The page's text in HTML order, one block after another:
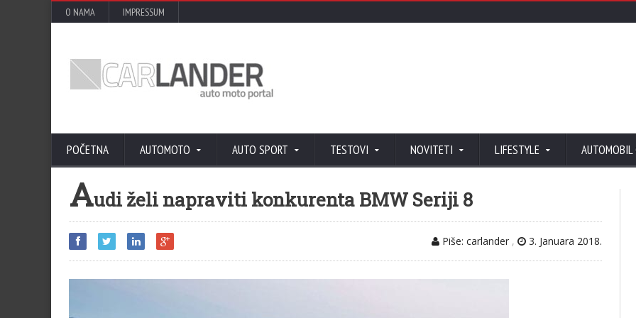
O NAMA IMPRESSUM
POČETNA AUTOMOTO AUTO SPORT TESTOVI NOVITETI LIFESTYLE AUTOMOBIL
Audi želi napraviti konkurenta BMW Seriji 8
Piše: carlander , 3. Januara 2018.